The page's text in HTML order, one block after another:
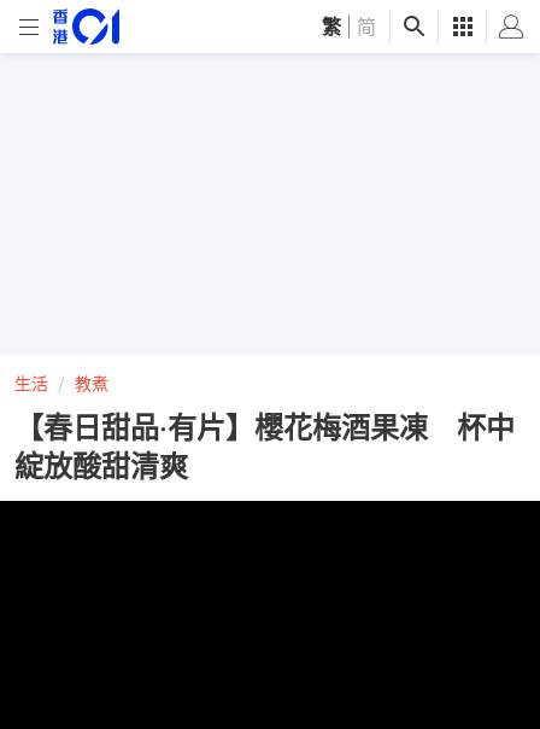
繁 简
生活 教煮
【春日甜品‧有片】櫻花梅酒果凍 杯中
綻放酸甜清爽